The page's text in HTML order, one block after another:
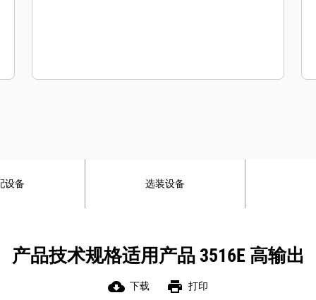
设备 选装设备
产品技术规格适用产品 3516E 高输出
cloud_download 下载 print 打印